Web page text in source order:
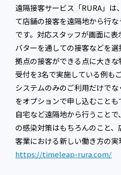
遠隔接客サービス「RURA」は
て店舗の接客を遠隔地から行
です。対応スタッフが画面に
バターを通しての接客などを
拠点の接客ができる点に大き
受付を3名で実施している例も
システムのみのご利用だけで
をオプションで申し込むこと
自宅など遠隔地から行うこと
の感染対策はもちろんのこと
客業における新しい働き方の実
https://timeleap-rura.com/